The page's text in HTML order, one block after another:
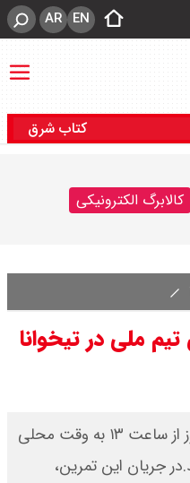
EN
AR
کتاب شرق
کالابرگ الکترونیکی
ملی در تیخوانا
تمرین تیم ملی فوتبال ایران امروز از ساعت ۱۳ به وقت محلی
جریان این تمرین،